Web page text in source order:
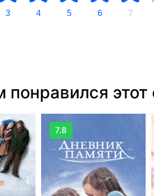
3 4 5 6 7
понравился
7.8